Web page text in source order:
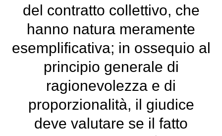
del contratto collettivo, che
hanno natura meramente
esemplificativa; in ossequio al
principio generale di
ragionevolezza e di
proporzionalità, il giudice
deve valutare se il fatto